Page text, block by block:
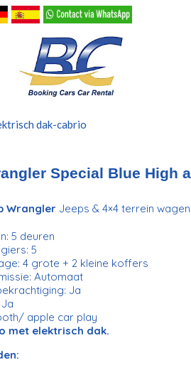
dak-cabrio
Special Blue High
Wrangler Jeeps & 4×4 terrein
5 deuren
5
4 grote + 2 kleine koffers
Automaat
Ja
apple car play
met elektrisch dak.